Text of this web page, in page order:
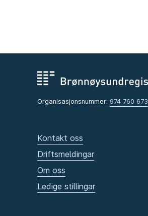
Organisasjonsnummer: 974 760 673
Kontakt oss
Driftsmeldingar
Om oss
Ledige stillingar